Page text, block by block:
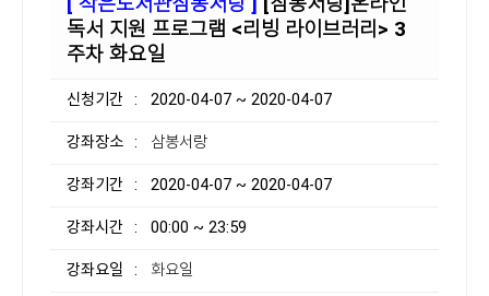
독서 지원 프로그램 <리빙 라이브러리> 3
주차 화요일
신청기간 : 2020-04-07 ~ 2020-04-07
강좌장소 : 삼봉서랑
강좌기간 : 2020-04-07 ~ 2020-04-07
강좌시간 : 00:00 ~ 23:59
강좌요일 : 화요일